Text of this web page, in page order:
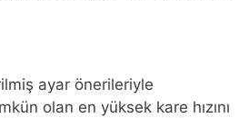
ayar önerileriyle
olan en yüksek kare hızını